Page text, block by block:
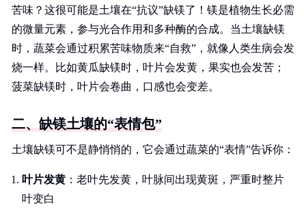
苦味？这很可能是土壤在“抗议”缺镁了！镁是植物生长必需
的微量元素，参与光合作用和多种酶的合成。当土壤缺镁
时，蔬菜会通过积累苦味物质来“自救”，就像人类生病会发
烧一样。比如黄瓜缺镁时，叶片会发黄，果实也会发苦；
菠菜缺镁时，叶片会卷曲，口感也会变差。
二、缺镁土壤的“表情包”
土壤缺镁可不是静悄悄的，它会通过蔬菜的“表情”告诉你：
叶片发黄 ：老叶先发黄，叶脉间出现黄斑，严重时整片
叶变白